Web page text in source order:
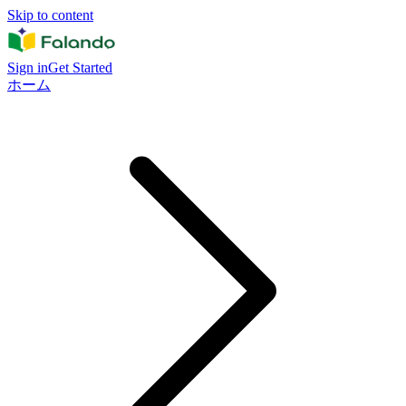
Skip to content
Sign inGet Started
ホーム